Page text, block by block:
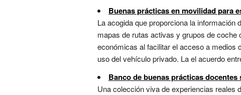
Buenas prácticas en movilidad para
La acogida que proporciona la
mapas de rutas activas y grupos de coche
económicas al facilitar el acceso a medios
uso del vehículo privado. La el acuerdo
Banco de buenas prácticas docentes
Una colección viva de experiencias reales